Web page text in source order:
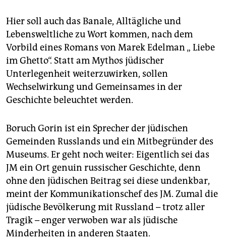
Hier soll auch das Banale, Alltägliche und
Lebensweltliche zu Wort kommen, nach dem
Vorbild eines Romans von Marek Edelman „ Liebe
im Ghetto“. Statt am Mythos jüdischer
Unterlegenheit weiterzuwirken, sollen
Wechselwirkung und Gemeinsames in der
Geschichte beleuchtet werden.
Boruch Gorin ist ein Sprecher der jüdischen
Gemeinden Russlands und ein Mitbegründer des
Museums. Er geht noch weiter: Eigentlich sei das
JM ein Ort genuin russischer Geschichte, denn
ohne den jüdischen Beitrag sei diese undenkbar,
meint der Kommunikationschef des JM. Zumal die
jüdische Bevölkerung mit Russland – trotz aller
Tragik – enger verwoben war als jüdische
Minderheiten in anderen Staaten.